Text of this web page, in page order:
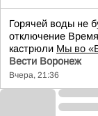
Горячей воды не
отключение
кастрюли Мы во
Вести Воронеж
Вчера, 21:36